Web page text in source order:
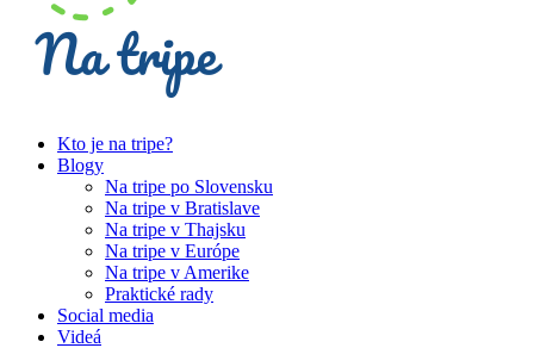
Kto je na tripe?
Blogy
Na tripe po Slovensku
Na tripe v Bratislave
Na tripe v Thajsku
Na tripe v Európe
Na tripe v Amerike
Praktické rady
Social media
Videá